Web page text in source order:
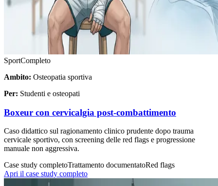
SportCompleto
Ambito: Osteopatia sportiva
Per: Studenti e osteopati
Boxeur con cervicalgia post-combattimento
Caso didattico sul ragionamento clinico prudente dopo trauma
cervicale sportivo, con screening delle red flags e progressione
manuale non aggressiva.
Case study completoTrattamento documentatoRed flags
Apri il case study completo